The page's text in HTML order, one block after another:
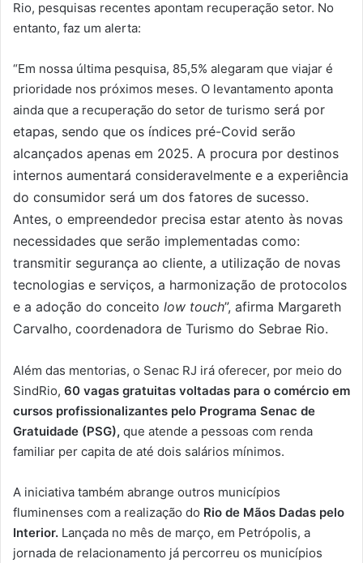
Rio, pesquisas recentes apontam recuperação setor. No
entanto, faz um alerta:
“Em nossa última pesquisa, 85,5% alegaram que viajar é
prioridade nos próximos meses. O levantamento aponta
ainda que a recuperação do setor de turismo será por
etapas, sendo que os índices pré-Covid serão
alcançados apenas em 2025. A procura por destinos
internos aumentará consideravelmente e a experiência
do consumidor será um dos fatores de sucesso.
Antes, o empreendedor precisa estar atento às novas
necessidades que serão implementadas como:
transmitir segurança ao cliente, a utilização de novas
tecnologias e serviços, a harmonização de protocolos
e a adoção do conceito low touch”, afirma Margareth
Carvalho, coordenadora de Turismo do Sebrae Rio.
Além das mentorias, o Senac RJ irá oferecer, por meio do
SindRio, 60 vagas gratuitas voltadas para o comércio em
cursos profissionalizantes pelo Programa Senac de
Gratuidade (PSG), que atende a pessoas com renda
familiar per capita de até dois salários mínimos.
A iniciativa também abrange outros municípios
fluminenses com a realização do Rio de Mãos Dadas pelo
Interior. Lançada no mês de março, em Petrópolis, a
jornada de relacionamento já percorreu os municípios